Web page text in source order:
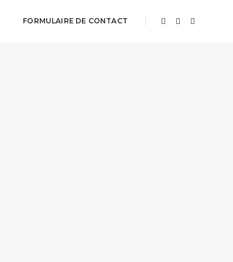
FORMULAIRE DE CONTACT